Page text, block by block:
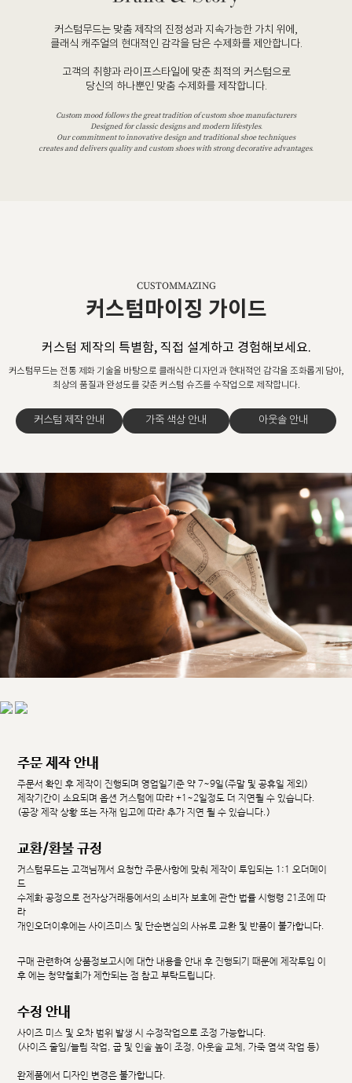
커스텀무드는 맞춤 제작의 진정성과 지속가능한 가치 위에,
클래식 캐주얼의 현대적인 감각을 담은 수제화를 제안합니다.
고객의 취향과 라이프스타일에 맞춘 최적의 커스텀으로
당신의 하나뿐인 맞춤 수제화를 제작합니다.
Custom mood follows the great tradition of custom shoe manufacturers
Designed for classic designs and modern lifestyles.
Our commitment to innovative design and traditional shoe techniques
creates and delivers quality and custom shoes with strong decorative advantages.
CUSTOMMAZING
커스텀마이징 가이드
커스텀 제작의 특별함, 직접 설계하고 경험해보세요.
커스텀무드는 전통 제화 기술을 바탕으로 클래식한 디자인과 현대적인 감각을 조화롭게 담아,
최상의 품질과 완성도를 갖춘 커스텀 슈즈를 수작업으로 제작합니다.
커스텀 제작 안내 가죽 색상 안내 아웃솔 안내
주문 제작 안내
주문서 확인 후 제작이 진행되며 영업일기준 약 7~9일(주말 및 공휴일 제외)
제작기간이 소요되며 옵션 커스텀에 따라 +1~2일정도 더 지연될 수 있습니다.
(공장 제작 상황 또는 자재 입고에 따라 추가 지연 될 수 있습니다.)
교환/환불 규정
커스텀무드는 고객님께서 요청한 주문사항에 맞춰 제작이 투입되는 1:1 오더메이
드
수제화 공정으로 전자상거래등에서의 소비자 보호에 관한 법률 시행령 21조에 따
라
개인오더이후에는 사이즈미스 및 단순변심의 사유로 교환 및 반품이 불가합니다.
구매 관련하여 상품정보고시에 대한 내용을 안내 후 진행되기 때문에 제작투입 이
후 에는 청약철회가 제한되는 점 참고 부탁드립니다.
수정 안내
사이즈 미스 및 오차 범위 발생 시 수정작업으로 조정 가능합니다.
(사이즈 줄임/늘림 작업, 굽 및 인솔 높이 조정, 아웃솔 교체, 가죽 염색 작업 등)
완제품에서 디자인 변경은 불가합니다.